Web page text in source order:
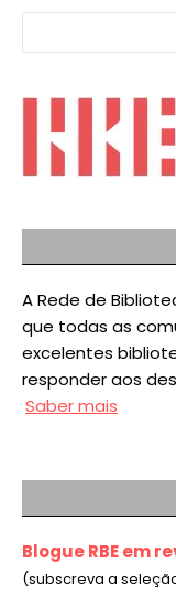
A Rede de
que todas as
excelentes
responder aos
Saber mais
Blogue RBE em
(subscreva a